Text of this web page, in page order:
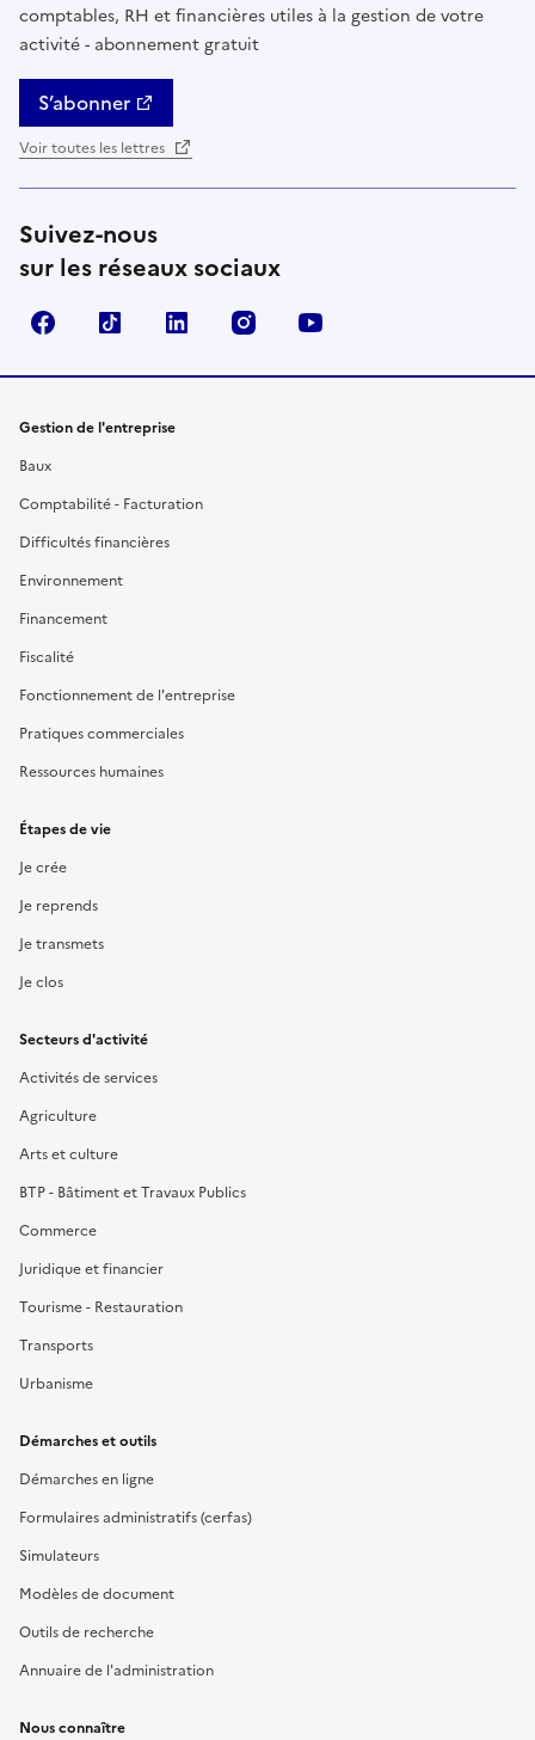
comptables, RH et financières utiles à la gestion de votre
activité - abonnement gratuit
S’abonner
Voir toutes les lettres
Suivez-nous
sur les réseaux sociaux
FacebookTikTok Linkedin Instagram
Gestion de l'entreprise
Baux
Comptabilité - Facturation
Difficultés financières
Environnement
Financement
Fiscalité
Fonctionnement de l'entreprise
Pratiques commerciales
Ressources humaines
Étapes de vie
Je crée
Je reprends
Je transmets
Je clos
Secteurs d'activité
Activités de services
Agriculture
Arts et culture
BTP - Bâtiment et Travaux Publics
Commerce
Juridique et financier
Tourisme - Restauration
Transports
Urbanisme
Démarches et outils
Démarches en ligne
Formulaires administratifs (cerfas)
Simulateurs
Modèles de document
Outils de recherche
Annuaire de l'administration
Nous connaître